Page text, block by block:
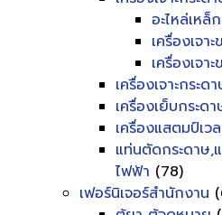
อะไหล่เหล็ก
เครื่องเจา
เครื่องเจา
เครื่องเจาะกระด
เครื่องเย็บกระด
เครื่องแสตมป์เว
แท่นตัดกระดาษ
ไฟฟ้า (78)
เฟอร์นิเจอร์สำนักงาน